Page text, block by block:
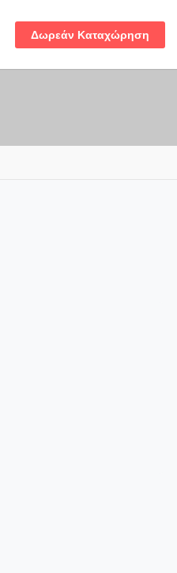
Δωρεάν Καταχώρηση